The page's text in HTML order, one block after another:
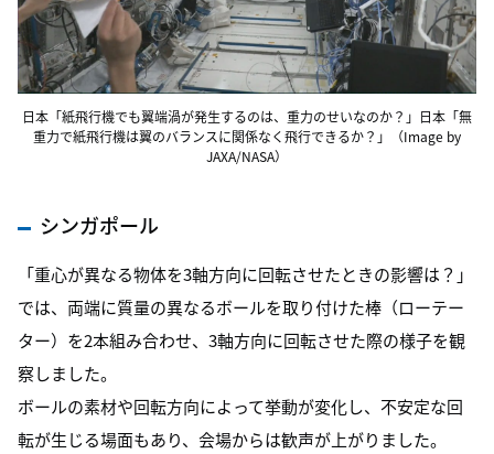
日本「紙飛行機でも翼端渦が発生するのは、重力のせいなのか？」日本「無
重力で紙飛行機は翼のバランスに関係なく飛行できるか？」（Image by
JAXA/NASA）
シンガポール
「重心が異なる物体を3軸方向に回転させたときの影響は？」
では、両端に質量の異なるボールを取り付けた棒（ローテー
ター）を2本組み合わせ、3軸方向に回転させた際の様子を観
察しました。
ボールの素材や回転方向によって挙動が変化し、不安定な回
転が生じる場面もあり、会場からは歓声が上がりました。